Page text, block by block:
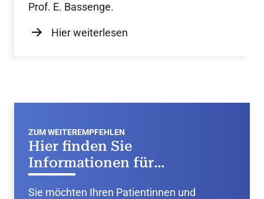
Prof. E. Bassenge.
Hier weiterlesen
ZUM WEITEREMPFEHLEN
Hier finden Sie
Informationen für
Patientinnen und Patienten
Sie möchten Ihren Patientinnen und